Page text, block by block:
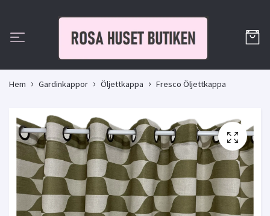
Hem Gardinkappor Öljettkappa Fresco Öljettkappa